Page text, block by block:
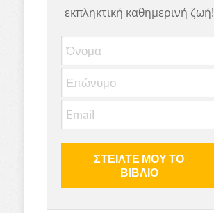
εκπληκτική καθημερινή ζωή!